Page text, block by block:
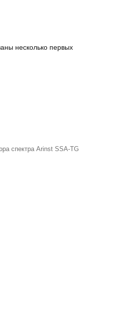
несколько первых
спектра Arinst SSA-TG